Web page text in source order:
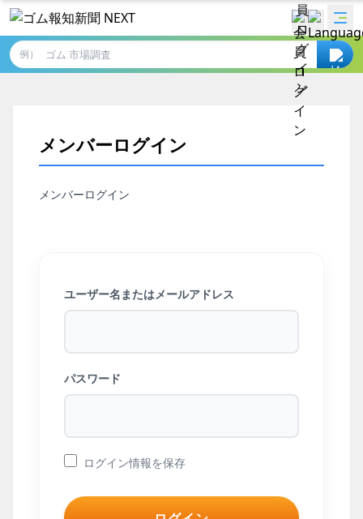
例）
メンバーログイン
メンバーログイン
ユーザー名またはメールアドレス
パスワード
ログイン情報を保存